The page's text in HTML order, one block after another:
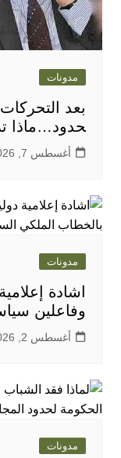
مدونات
بعد
حدود…ماذا
أغسطس 7, 2026
مدونات
اشادة
وفاعلين
أغسطس 2, 2026
مدونات